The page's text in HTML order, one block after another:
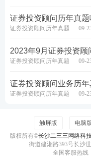
证券投资顾问历年真
证券投资顾问历年真题 09-
2023年9月证券投资顾
证券投资顾问历年真题 09-
证券投资顾问业务历年
证券投资顾问历年真题 09-
触屏版 电脑
版权所有©长沙二三三网络科
街道建湘路393号长沙
全国客服热线